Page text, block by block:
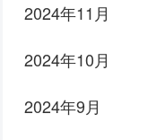
2024年11月
2024年10月
2024年9月